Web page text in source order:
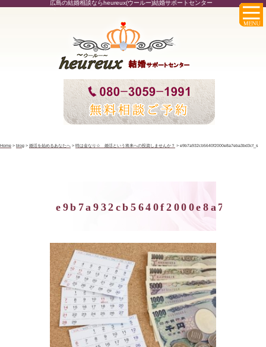
広島の結婚相談ならheureux(ウールー)結婚サポートセンター
へ
Home > blog > 婚活を始めるあなたへ > 時は金なり☆ 婚活という将来への投資しませんか？ > e9b7a932cb5640f2000e8a7eba3bd3cf_s